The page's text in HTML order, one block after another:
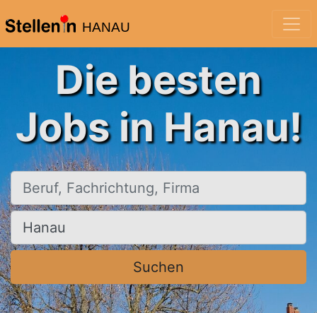
HANAU
Die besten
Jobs in Hanau!
Beruf, Fachrichtung, Firma
Ort, Stadt
Suchen